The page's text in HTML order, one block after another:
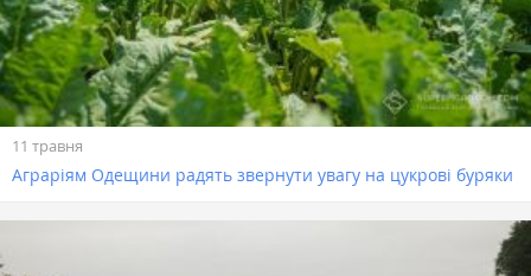
11 травня
Аграріям Одещини радять звернути увагу на цукрові буряки